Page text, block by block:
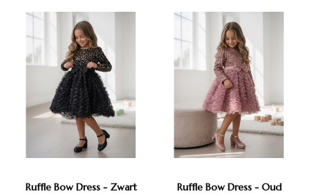
Ruffle Bow Dress - Zwart
Ruffle Bow Dress - Oud